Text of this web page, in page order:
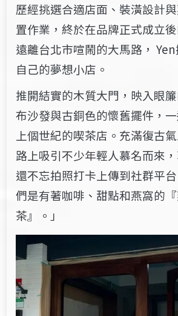
歷經挑選合適店面、裝潢設計
置作業，終於在品牌正式成立
遠離台北市喧鬧的大馬路，
自己的夢想小店。
推開結實的木質大門，映入眼
布沙發與古銅色的懷舊擺件，
上個世紀的喫茶店。充滿復古
路上吸引不少年輕人慕名而來
還不忘拍照打卡上傳到社群平
們是有著咖啡、甜點和燕窩的
茶』。」